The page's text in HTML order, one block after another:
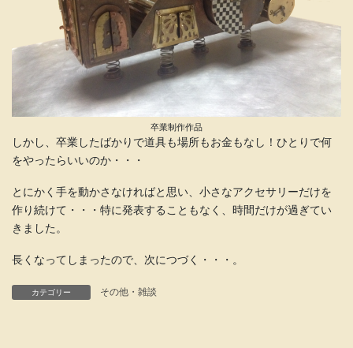
卒業制作作品
しかし、卒業したばかりで道具も場所もお金もなし！ひとりで何
をやったらいいのか・・・
とにかく手を動かさなければと思い、小さなアクセサリーだけを
作り続けて・・・特に発表することもなく、時間だけが過ぎてい
きました。
長くなってしまったので、次につづく・・・。
カテゴリー その他・雑談